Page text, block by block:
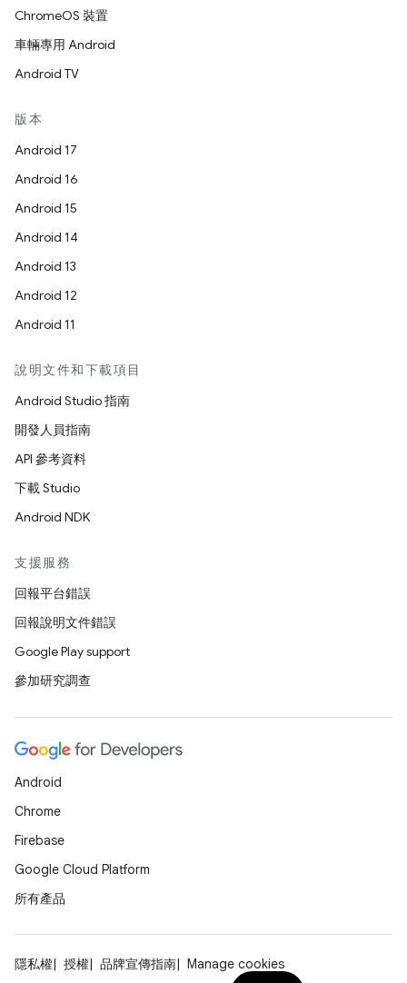
ChromeOS 裝置
車輛專用 Android
Android TV
版本
Android 17
Android 16
Android 15
Android 14
Android 13
Android 12
Android 11
說明文件和下載項目
Android Studio 指南
開發人員指南
API 參考資料
下載 Studio
Android NDK
支援服務
回報平台錯誤
回報說明文件錯誤
Google Play support
參加研究調查
Android
Chrome
Firebase
Google Cloud Platform
所有產品
隱私權 授權 品牌宣傳指南 Manage cookies